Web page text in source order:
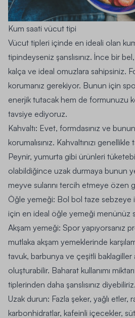
Kum saati vücut tipi
Vücut tipleri içinde en ideali olan
tipindeyseniz şanslısınız. İnce bir
kalça ve ideal omuzlara sahipsiniz.
korumanız gerekiyor. Bunun için
enerjik tutacak hem de formunuzu
tavsiye ediyoruz.
Kahvaltı: Evet, formdasınız ve
korumalısınız. Kahvaltınızı
Peynir, yumurta gibi ürünleri
olabildiğince uzak durmaya bunun
meyve sularını tercih etmeye özen
Öğle yemeği: Bol bol taze sebzeye
için en ideal öğle yemeği menünüz
Akşam yemeği: Spor yapıyorsanız
mutlaka akşam yemeklerinde
tavuk, barbunya ve çeşitli baklagiller
oluşturabilir. Baharat kullanımı
tiplerinden daha şanslısınız diyebiliriz.
Uzak durun: Fazla şeker, yağlı etler,
karbonhidratlar, kafeinli içecekler,